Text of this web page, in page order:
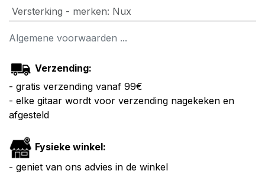
Versterking - merken: Nux
Algemene voorwaarden ...
Verzending:
- gratis verzending vanaf 99€
- elke gitaar wordt voor verzending nagekeken en
afgesteld
Fysieke winkel:
- geniet van ons advies in de winkel